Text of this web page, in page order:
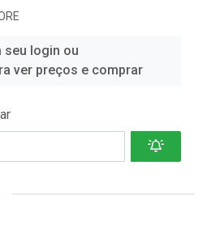
seu login ou
ver preços e comprar